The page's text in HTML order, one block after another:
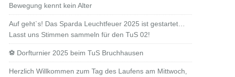
Bewegung kennt kein Alter
Auf geht`s! Das Sparda Leuchtfeuer 2025 ist gestartet…
Lasst uns Stimmen sammeln für den TuS 02!
⚽ Dorfturnier 2025 beim TuS Bruchhausen
Herzlich Willkommen zum Tag des Laufens am Mittwoch,